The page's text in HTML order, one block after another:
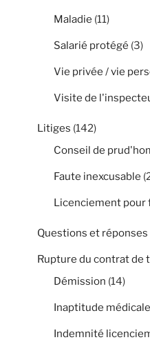
Maladie (11)
Salarié protégé (3)
Vie privée / vie
Visite de
Litiges (142)
Conseil de
Faute inexcusable
Licenciement pour
Questions et réponses
Rupture du contrat de
Démission (14)
Inaptitude médicale
Indemnité